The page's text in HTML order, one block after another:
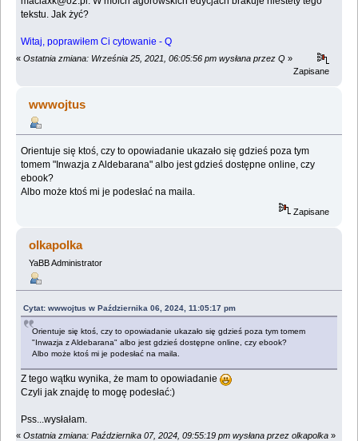
tekstu. Jak żyć?
Witaj, poprawiłem Ci cytowanie - Q
« Ostatnia zmiana: Września 25, 2021, 06:05:56 pm wysłana przez Q »
Zapisane
wwwojtus
Orientuje się ktoś, czy to opowiadanie ukazało się gdzieś poza tym
tomem "Inwazja z Aldebarana" albo jest gdzieś dostępne online, czy
ebook?
Albo może ktoś mi je podesłać na maila.
Zapisane
olkapolka
YaBB Administrator
Cytat: wwwojtus w Października 06, 2024, 11:05:17 pm
Orientuje się ktoś, czy to opowiadanie ukazało się gdzieś poza tym tomem
"Inwazja z Aldebarana" albo jest gdzieś dostępne online, czy ebook?
Albo może ktoś mi je podesłać na maila.
Z tego wątku wynika, że mam to opowiadanie
Czyli jak znajdę to mogę podesłać:)
Pss...wysłałam.
« Ostatnia zmiana: Października 07, 2024, 09:55:19 pm wysłana przez olkapolka »